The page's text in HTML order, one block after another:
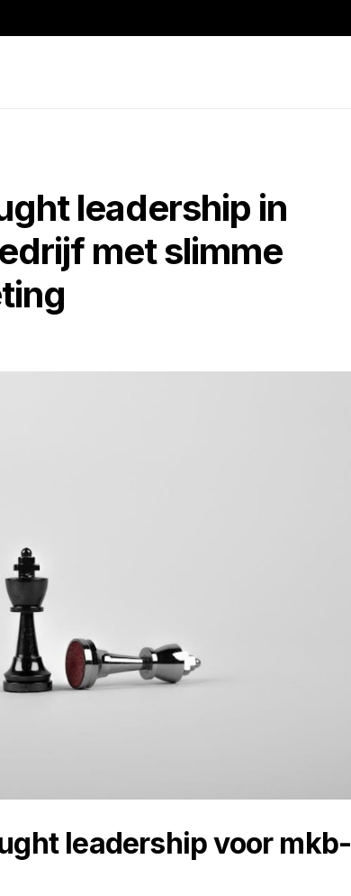
leadership in
met slimme
leadership voor mkb-